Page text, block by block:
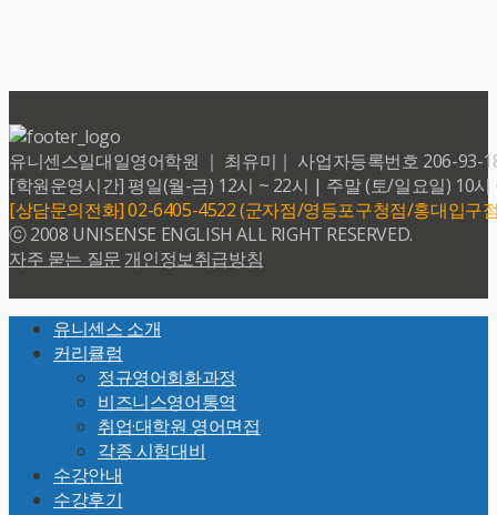
유니센스일대일영어학원 ｜ 최유미｜ 사업자등록번호 206-93-
[학원운영시간] 평일(월-금) 12시 ~ 22시 | 주말 (토/일요일) 10시
[상담문의전화] 02-6405-4522 (군자점/영등포구청점/홍대입구
ⓒ 2008 UNISENSE ENGLISH ALL RIGHT RESERVED.
자주 묻는 질문 개인정보취급방침
Top
유니센스 소개
커리큘럼
정규영어회화과정
비즈니스영어통역
취업·대학원 영어면접
각종 시험대비
수강안내
수강후기